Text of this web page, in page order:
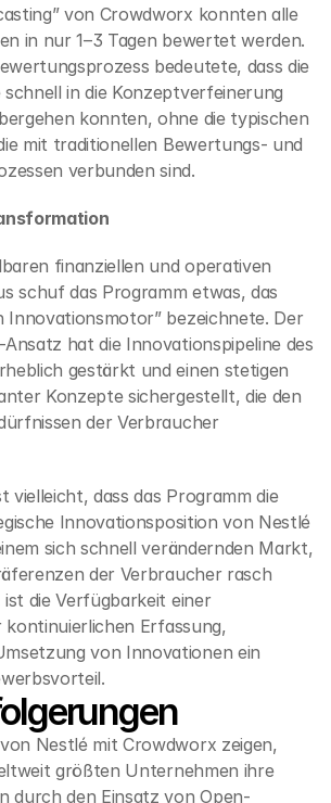
von Crowdworx konnten alle
in nur 1–3 Tagen bewertet werden.
bedeutete, dass die
in die Konzeptverfeinerung
konnten, ohne die typischen
mit traditionellen Bewertungs- und
verbunden sind.
finanziellen und operativen
schuf das Programm etwas, das
Innovationsmotor” bezeichnete. Der
hat die Innovationspipeline des
gestärkt und einen stetigen
Konzepte sichergestellt, die den
der Verbraucher
vielleicht, dass das Programm die
Innovationsposition von Nestlé
sich schnell verändernden Markt,
der Verbraucher rasch
die Verfügbarkeit einer
Erfassung,
von Innovationen ein
Nestlé mit Crowdworx zeigen,
größten Unternehmen ihre
durch den Einsatz von Open-